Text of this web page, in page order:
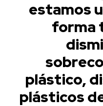
estamos
forma
plástico,
plásticos